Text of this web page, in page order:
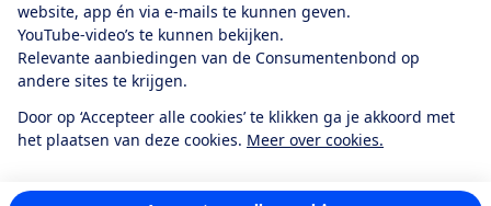
website, app én via e-mails te kunnen geven.
YouTube-video’s te kunnen bekijken.
Relevante aanbiedingen van de Consumentenbond op
andere sites te krijgen.
Door op ‘Accepteer alle cookies’ te klikken ga je akkoord met
het plaatsen van deze cookies. Meer over cookies.
Algemene Voorwaarden
Privacyverklaring
Cookiebeleid
Privacyvoorkeuren
Toegankelijkheid
RSS-feed nieuws
Facebook
TwitterInstagram
YoutubeLinkedIn
12.901consumentenbeoordelen de Consumentenbondmet gemiddeld